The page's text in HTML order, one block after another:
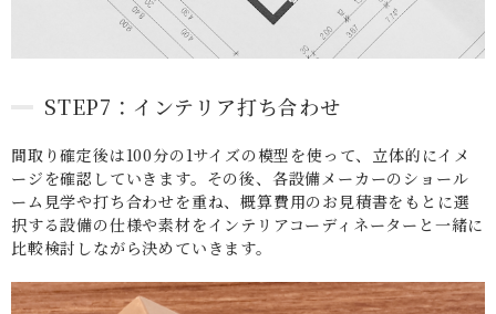
STEP7：インテリア打ち合わせ
間取り確定後は100分の1サイズの模型を使って、立体的にイメ
ージを確認していきます。その後、各設備メーカーのショール
ーム見学や打ち合わせを重ね、概算費用のお見積書をもとに選
択する設備の仕様や素材をインテリアコーディネーターと一緒に
比較検討しながら決めていきます。